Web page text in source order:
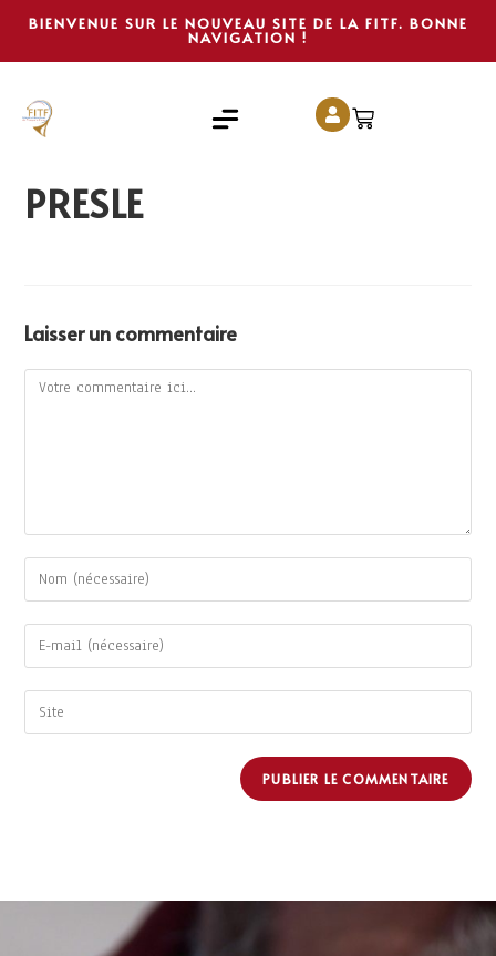
BIENVENUE SUR LE NOUVEAU SITE DE LA FITF. BONNE
NAVIGATION !
PRESLE
Laisser un commentaire